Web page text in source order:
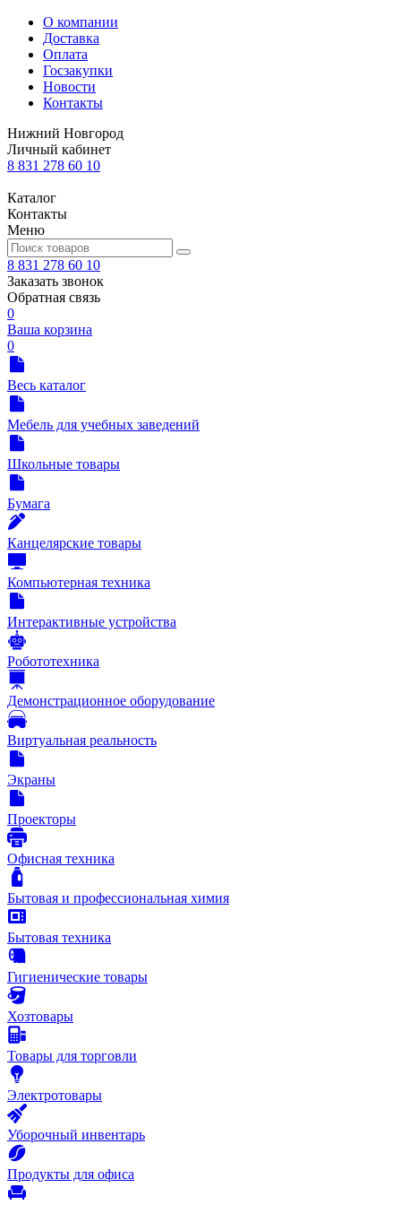
О компании
Доставка
Оплата
Госзакупки
Новости
Контакты
Нижний Новгород
Личный кабинет
8 831 278 60 10
Каталог
Контакты
Меню
8 831 278 60 10
Заказать звонок
Обратная связь
0
Ваша корзина
0
Весь каталог
Мебель для учебных заведений
Школьные товары
Бумага
Канцелярские товары
Компьютерная техника
Интерактивные устройства
Робототехника
Демонстрационное оборудование
Виртуальная реальность
Экраны
Проекторы
Офисная техника
Бытовая и профессиональная химия
Бытовая техника
Гигиенические товары
Хозтовары
Товары для торговли
Электротовары
Уборочный инвентарь
Продукты для офиса